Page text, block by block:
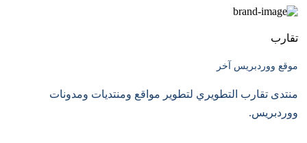
تقارب
موقع ووردبريس آخر
منتدى تقارب التطويري لتطوير مواقع ومنتديات ومدونات
ووردبريس.